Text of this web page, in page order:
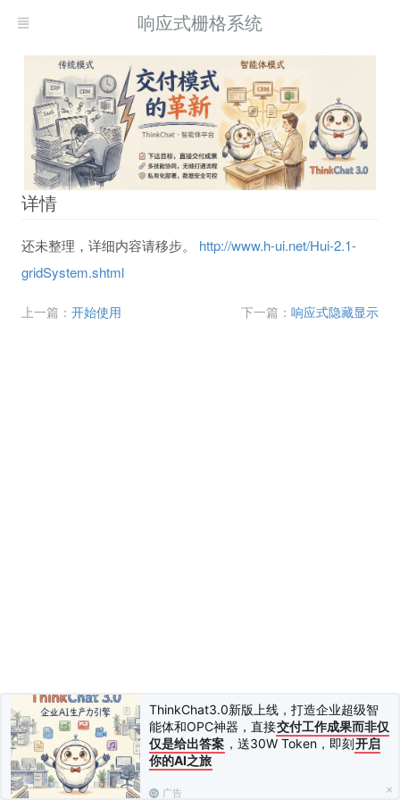
ThinkChat3.0新版上线，打造企业超级智
能体和OPC神器，直接交付工作成果而非仅
仅是给出答案 ，送30W Token，即刻开启
你的AI之旅
广告
响应式栅格系统
详情
还未整理，详细内容请移步。 http://www.h-ui.net/Hui-2.1-
gridSystem.shtml
上一篇： 开始使用 下一篇： 响应式隐藏显示